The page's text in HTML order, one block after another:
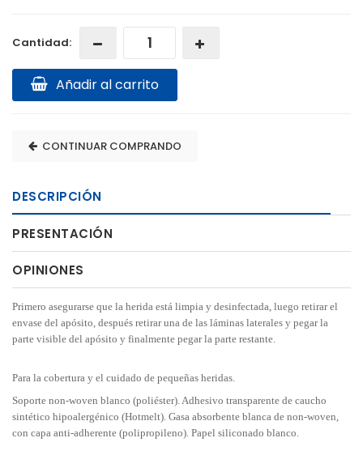
Cantidad:
Añadir al carrito
CONTINUAR COMPRANDO
DESCRIPCIÓN
PRESENTACIÓN
OPINIONES
Primero asegurarse que la herida está limpia y desinfectada, luego retirar el
envase del apósito, después retirar una de las láminas laterales y pegar la
parte visible del apósito y finalmente pegar la parte restante.
Para la cobertura y el cuidado de pequeñas heridas.
Soporte non-woven blanco (poliéster). Adhesivo transparente de caucho
sintético hipoalergénico (Hotmelt). Gasa absorbente blanca de non-woven,
con capa anti-adherente (polipropileno). Papel siliconado blanco.